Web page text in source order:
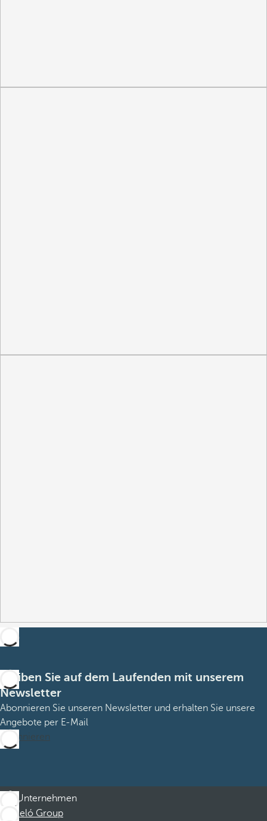
Bleiben Sie auf dem Laufenden mit unserem
Newsletter
Abonnieren Sie unseren Newsletter und erhalten Sie unsere
Angebote per E-Mail
Abonnieren
Unternehmen
Barceló Group